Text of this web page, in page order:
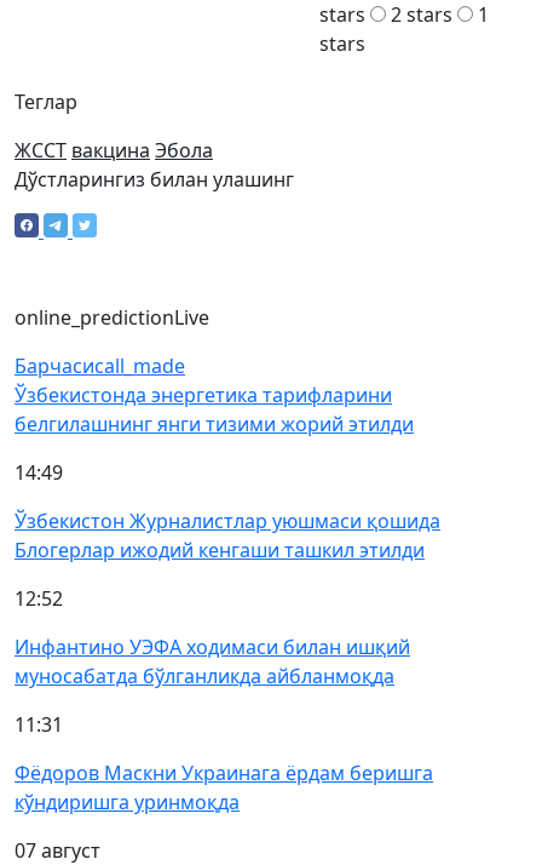
Теглар
ЖССТ вакцина Эбола
stars
2 stars
1
stars
Дўстларингиз билан улашинг
online_predictionLive
Барчасиcall_made
Ўзбекистонда энергетика тарифларини
белгилашнинг янги тизими жорий этилди
14:49
Ўзбекистон Журналистлар уюшмаси қошида
Блогерлар ижодий кенгаши ташкил этилди
12:52
Инфантино УЭФА ходимаси билан ишқий
муносабатда бўлганликда айбланмоқда
11:31
Фёдоров Маскни Украинага ёрдам беришга
кўндиришга уринмоқда
07 август